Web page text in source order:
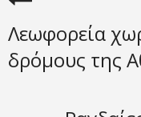
Λεωφορεία
δρόμους της